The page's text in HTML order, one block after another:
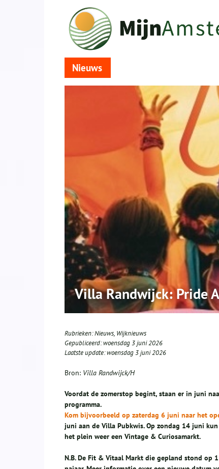
Nieuws
Villa Randwijck: Pride
Rubrieken:Nieuws, Wijknieuws
Gepubliceerd:woensdag 3 juni 2026
Laatste update:woensdag 3 juni 2026
Bron: Villa Randwijck/H
Voordat de zomerstop begint, staan er in juni
programma.
Kom bijvoorbeeld op zaterdag 6 juni naar het
juni aan de Villa Pubkwis. Op zondag 14 juni
het plein weer een Vintage & Curiosamarkt.
N.B. De Fit & Vitaal Markt die gepland stond op